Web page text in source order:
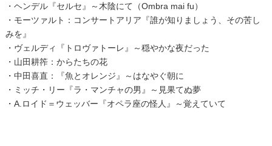
・ヘンデル『セルセ』～木陰にて（Ombra mai fu）
・モーツァルト：コンサートアリア『誰が知りましょう、その苦し
みを』
・ヴェルディ『トロヴァトーレ』～穏やかな夜だった
・山田耕筰：からたちの花
・中田喜直：『魚とオレンジ』～はなやぐ朝に
・ミッチ・リー『ラ・マンチャの男』～見果てぬ夢
・ A. ロイド＝ウェッバー『オペラ座の怪人』～覚えていて